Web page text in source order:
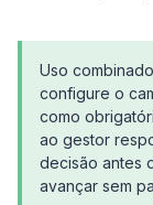
Uso
configure o
como
ao gestor
decisão antes
avançar sem